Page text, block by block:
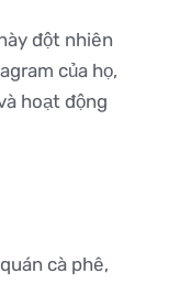
đột nhiên
của họ,
hoạt động
cà phê,